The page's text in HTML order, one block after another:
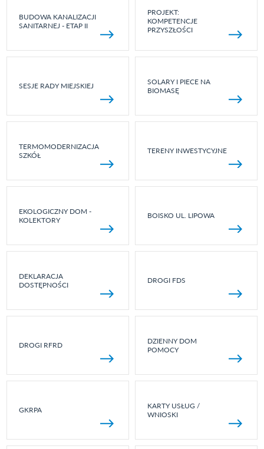
BUDOWA KANALIZACJI
SANITARNEJ - ETAP II
PROJEKT:
KOMPETENCJE
PRZYSZŁOŚCI
SESJE RADY MIEJSKIEJ
SOLARY I PIECE NA
BIOMASĘ
TERMOMODERNIZACJA
SZKÓŁ
TERENY INWESTYCYJNE
EKOLOGICZNY DOM -
KOLEKTORY
BOISKO UL. LIPOWA
DEKLARACJA
DOSTĘPNOŚCI
DROGI FDS
DROGI RFRD
DZIENNY DOM
POMOCY
GKRPA
KARTY USŁUG /
WNIOSKI